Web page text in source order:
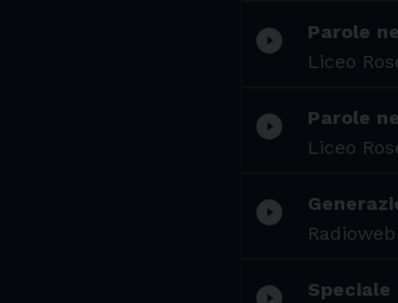
play_circle_filled
Parole
Liceo
play_circle_filled
Parole
Liceo
play_circle_filled